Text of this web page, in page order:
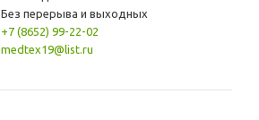
Без перерыва и выходных
+7 (8652) 99-22-02
medtex19@list.ru